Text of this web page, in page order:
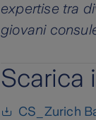
expertise tra
giovani
Scarica
CS_Zurich